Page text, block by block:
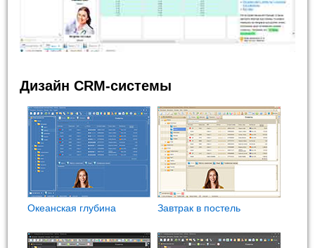
Дизайн CRM-системы
Океанская глубина Завтрак в постель